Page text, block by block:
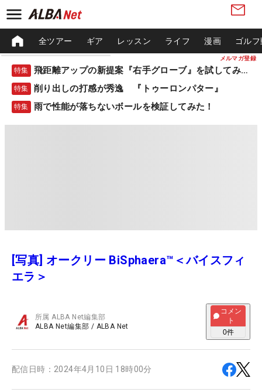
メルマガ登録
全ツアー ギア レッスン ライフ 漫画 ゴル
特集 飛距離アップの新提案『右手グローブ』を試してみた！
特集 削り出しの打感が秀逸 『トゥーロンパター』
特集 雨で性能が落ちないボールを検証してみた！
[写真] オークリー BiSphaera™＜バイスフィ
エラ＞
所属ALBA Net編集部
ALBA Net編集部 / ALBA Net
コメン
ト
0件
配信日時： 2024年4月10日 18時00分